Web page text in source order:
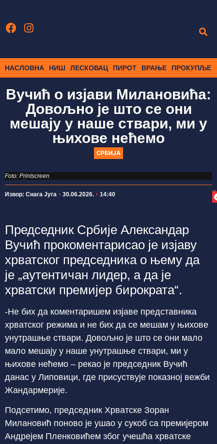
НАСЛОВНА НИШ ЛЕСКОВАЦ ПИРОТ ВРАЊЕ ПРОКУПЉЕ
Вучић о изјави Милановића:
Довољно је што се они
мешају у наше ствари, ми у
њихове нећемо
СРБИЈА
Foto: Printscreen
Извор: Снага Југа 30.06.2026. 14:40
Председник Србије Александар
Вучић прокоментарисао је изјаву
хрватског председника о њему да
је „аутентичан лидер, а да је
хрватски премијер бирократа“.
-Не бих да коментаришем изјаве представника
хрватског режима и не бих да се мешам у њихове
унутрашње ствари. Довољно је што се они мало
мало мешају у наше унутрашње ствари, ми у
њихове нећемо – рекао је председник Вучић
данас у Липовици, где присуствује показној вежби
Жандармерије.
Подсетимо, председник Хрватске Зоран
Милановић поново је ушао у сукоб са премијером
Андрејем Пленковићем због учешћа хрватске